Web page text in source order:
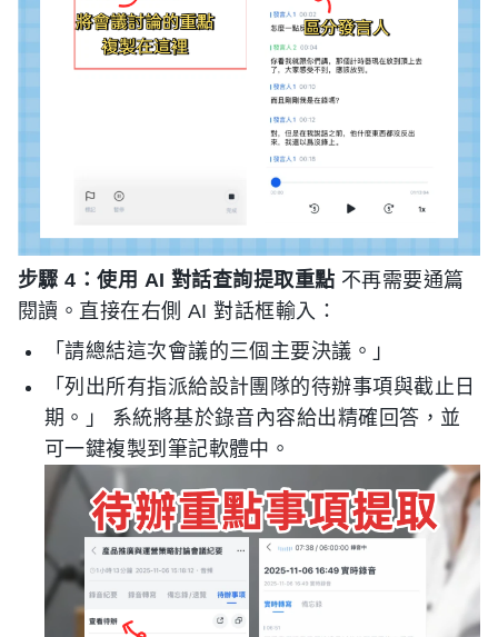
步驟 4：使用 AI 對話查詢提取重點 不再需要通篇
閱讀。直接在右側 AI 對話框輸入：
「請總結這次會議的三個主要決議。」
「列出所有指派給設計團隊的待辦事項與截止日
期。」 系統將基於錄音內容給出精確回答，並
可一鍵複製到筆記軟體中。